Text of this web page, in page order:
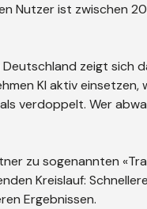
Nutzer ist zwischen
zeigt sich
KI aktiv einsetzen,
verdoppelt. Wer
zu sogenannten
Kreislauf:
Ergebnissen.